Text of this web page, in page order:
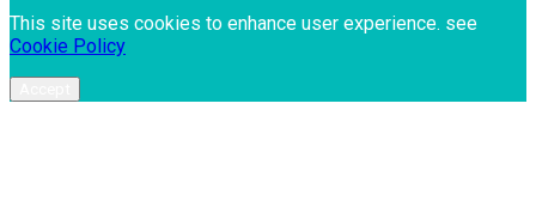
This site uses cookies to enhance user experience. see
Cookie Policy